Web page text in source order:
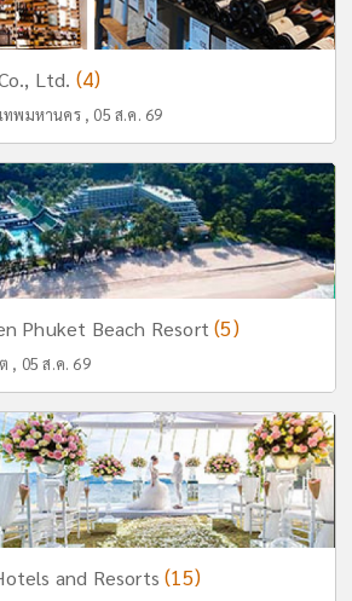
Ltd. (4)
ทพมหานคร , 05 ส.ค. 69
Phuket Beach Resort(5)
, 05 ส.ค. 69
and Resorts(15)